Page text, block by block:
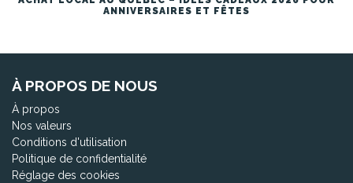
ANNIVERSAIRES ET FÊTES
À PROPOS DE NOUS
À propos
Nos valeurs
Conditions d'utilisation
Politique de confidentialité
Réglage des cookies